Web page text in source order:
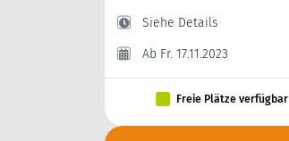
Siehe Details
Ab Fr. 17.11.2023
Freie Plätze verfügbar